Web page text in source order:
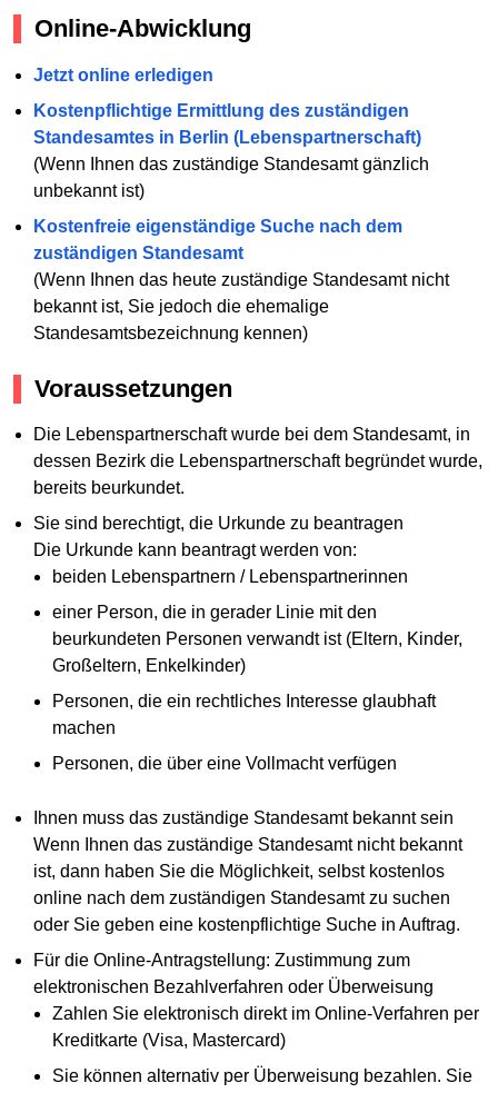
Online-Abwicklung
Jetzt online erledigen
Kostenpflichtige Ermittlung des zuständigen
Standesamtes in Berlin (Lebenspartnerschaft)
(Wenn Ihnen das zuständige Standesamt gänzlich
unbekannt ist)
Kostenfreie eigenständige Suche nach dem
zuständigen Standesamt
(Wenn Ihnen das heute zuständige Standesamt nicht
bekannt ist, Sie jedoch die ehemalige
Standesamtsbezeichnung kennen)
Voraussetzungen
Die Lebenspartnerschaft wurde bei dem Standesamt, in
dessen Bezirk die Lebenspartnerschaft begründet wurde,
bereits beurkundet.
Sie sind berechtigt, die Urkunde zu beantragen
Die Urkunde kann beantragt werden von:
beiden Lebenspartnern / Lebenspartnerinnen
einer Person, die in gerader Linie mit den
beurkundeten Personen verwandt ist (Eltern, Kinder,
Großeltern, Enkelkinder)
Personen, die ein rechtliches Interesse glaubhaft
machen
Personen, die über eine Vollmacht verfügen
Ihnen muss das zuständige Standesamt bekannt sein
Wenn Ihnen das zuständige Standesamt nicht bekannt
ist, dann haben Sie die Möglichkeit, selbst kostenlos
online nach dem zuständigen Standesamt zu suchen
oder Sie geben eine kostenpflichtige Suche in Auftrag.
Für die Online-Antragstellung: Zustimmung zum
elektronischen Bezahlverfahren oder Überweisung
Zahlen Sie elektronisch direkt im Online-Verfahren per
Kreditkarte (Visa, Mastercard)
Sie können alternativ per Überweisung bezahlen. Sie